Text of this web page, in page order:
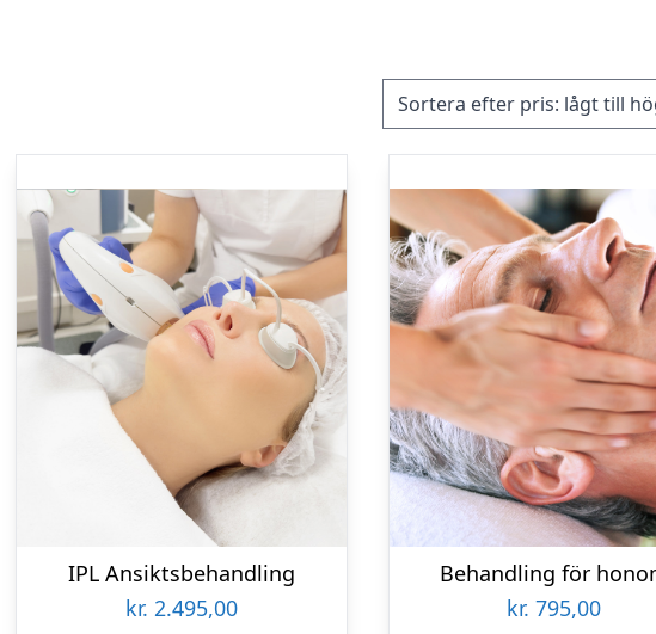
IPL Ansiktsbehandling
kr. 2.495,00
Behandling för
kr. 795,00